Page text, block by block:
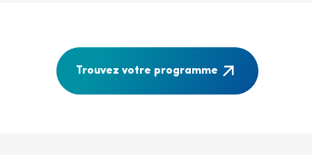
Trouvez votre programme